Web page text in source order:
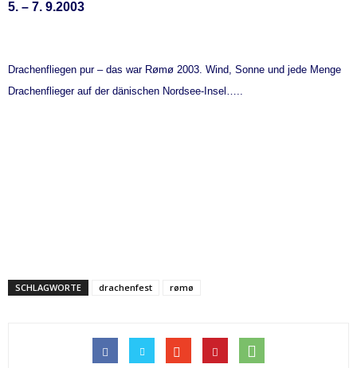
5. – 7. 9.2003
Drachenfliegen pur – das war Rømø 2003. Wind, Sonne und jede Menge
Drachenflieger auf der dänischen Nordsee-Insel…..
SCHLAGWORTE drachenfest rømø